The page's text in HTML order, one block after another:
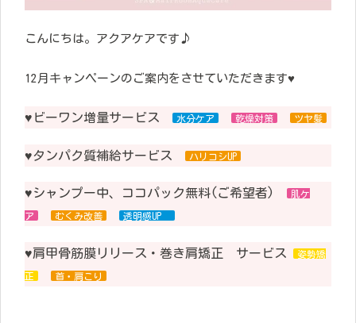
こんにちは。アクアケアです♪
12月キャンペーンのご案内をさせていただきます♥
♥ビーワン増量サービス 水分ケア 乾燥対策 ツヤ髪
♥タ ンパク質補給サービス ハリコシUP
♥シャンプー中、ココパック無料(ご希望者) 肌ケ
ア むくみ改善 透明感UP
♥肩甲骨筋膜リリース・巻き肩矯正 サービス 姿勢矯
正 首・肩こり